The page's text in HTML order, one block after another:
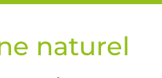
naturel